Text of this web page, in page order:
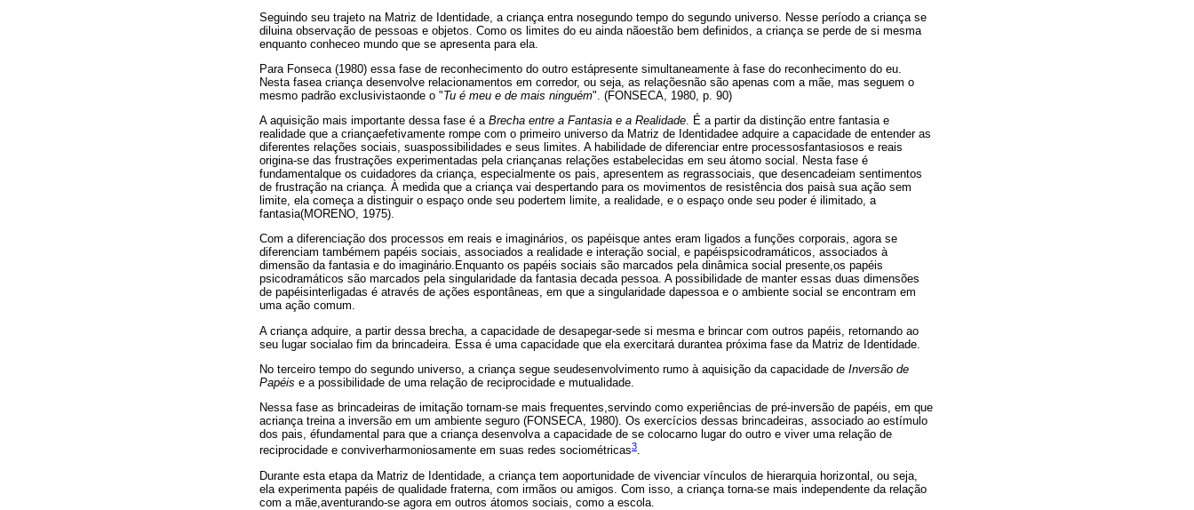
Seguindo seu trajeto na Matriz de Identidade, a criança entra nosegundo tempo do segundo universo. Nesse período a criança se
diluina observação de pessoas e objetos. Como os limites do eu ainda nãoestão bem definidos, a criança se perde de si mesma
enquanto conheceo mundo que se apresenta para ela.
Para Fonseca (1980) essa fase de reconhecimento do outro estápresente simultaneamente à fase do reconhecimento do eu.
Nesta fasea criança desenvolve relacionamentos em corredor, ou seja, as relaçõesnão são apenas com a mãe, mas seguem o
mesmo padrão exclusivistaonde o "Tu é meu e de mais ninguém". (FONSECA, 1980, p. 90)
A aquisição mais importante dessa fase é a Brecha entre a Fantasia e a Realidade. É a partir da distinção entre fantasia e
realidade que a criançaefetivamente rompe com o primeiro universo da Matriz de Identidadee adquire a capacidade de entender as
diferentes relações sociais, suaspossibilidades e seus limites. A habilidade de diferenciar entre processosfantasiosos e reais
origina-se das frustrações experimentadas pela criançanas relações estabelecidas em seu átomo social. Nesta fase é
fundamentalque os cuidadores da criança, especialmente os pais, apresentem as regrassociais, que desencadeiam sentimentos
de frustração na criança. À medida que a criança vai despertando para os movimentos de resistência dos paisà sua ação sem
limite, ela começa a distinguir o espaço onde seu podertem limite, a realidade, e o espaço onde seu poder é ilimitado, a
fantasia(MORENO, 1975).
Com a diferenciação dos processos em reais e imaginários, os papéisque antes eram ligados a funções corporais, agora se
diferenciam tambémem papéis sociais, associados a realidade e interação social, e papéispsicodramáticos, associados à
dimensão da fantasia e do imaginário.Enquanto os papéis sociais são marcados pela dinâmica social presente,os papéis
psicodramáticos são marcados pela singularidade da fantasia decada pessoa. A possibilidade de manter essas duas dimensões
de papéisinterligadas é através de ações espontâneas, em que a singularidade dapessoa e o ambiente social se encontram em
uma ação comum.
A criança adquire, a partir dessa brecha, a capacidade de desapegar-sede si mesma e brincar com outros papéis, retornando ao
seu lugar socialao fim da brincadeira. Essa é uma capacidade que ela exercitará durantea próxima fase da Matriz de Identidade.
No terceiro tempo do segundo universo, a criança segue seudesenvolvimento rumo à aquisição da capacidade de Inversão de
Papéis e a possibilidade de uma relação de reciprocidade e mutualidade.
Nessa fase as brincadeiras de imitação tornam-se mais frequentes,servindo como experiências de pré-inversão de papéis, em que
acriança treina a inversão em um ambiente seguro (FONSECA, 1980). Os exercícios dessas brincadeiras, associado ao estímulo
dos pais, éfundamental para que a criança desenvolva a capacidade de se colocarno lugar do outro e viver uma relação de
reciprocidade e conviverharmoniosamente em suas redes sociométricas3.
Durante esta etapa da Matriz de Identidade, a criança tem aoportunidade de vivenciar vínculos de hierarquia horizontal, ou seja,
ela experimenta papéis de qualidade fraterna, com irmãos ou amigos. Com isso, a criança torna-se mais independente da relação
com a mãe,aventurando-se agora em outros átomos sociais, como a escola.